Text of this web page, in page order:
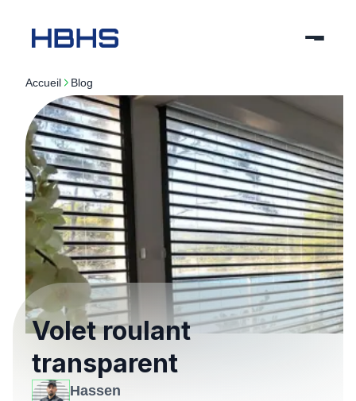
Accueil blog
Volet roulant
transparent
Hassen